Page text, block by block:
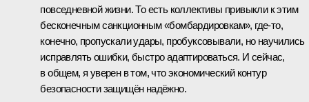
повседневной жизни. То есть коллективы привыкли к этим
бесконечным санкционным «бомбардировкам», где-то,
конечно, пропускали удары, пробуксовывали, но научились
исправлять ошибки, быстро адаптироваться. И сейчас,
в общем, я уверен в том, что экономический контур
безопасности защищён надёжно.